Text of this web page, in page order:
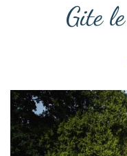
Gite